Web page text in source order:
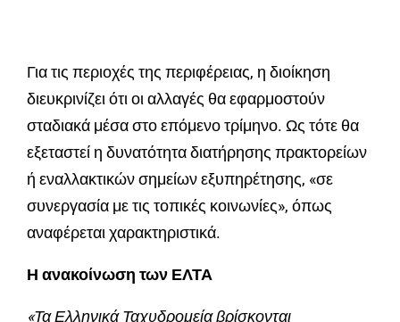
Για τις περιοχές της περιφέρειας, η διοίκηση
διευκρινίζει ότι οι αλλαγές θα εφαρμοστούν
σταδιακά μέσα στο επόμενο τρίμηνο. Ως τότε θα
εξεταστεί η δυνατότητα διατήρησης πρακτορείων
ή εναλλακτικών σημείων εξυπηρέτησης, «σε
συνεργασία με τις τοπικές κοινωνίες», όπως
αναφέρεται χαρακτηριστικά.
Η ανακοίνωση των ΕΛΤΑ
«Τα Ελληνικά Ταχυδρομεία βρίσκονται